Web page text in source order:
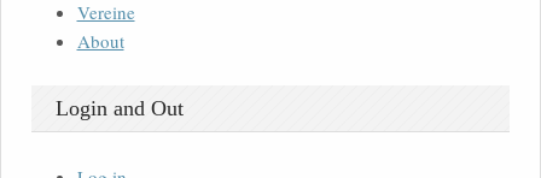
Vereine
About
Login and Out